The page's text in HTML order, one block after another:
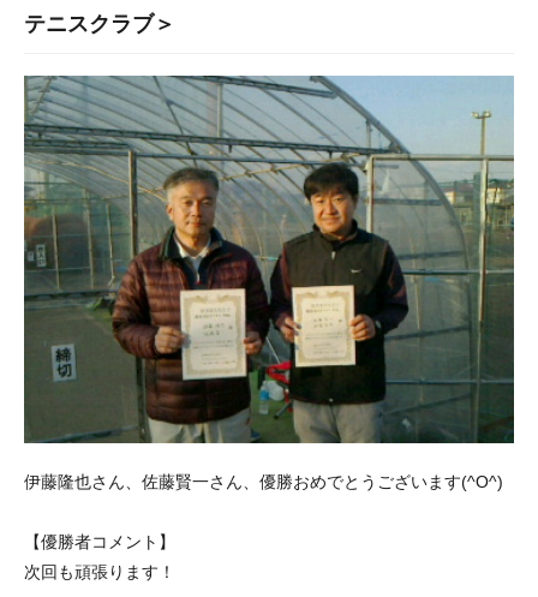
テニスクラブ＞
伊藤隆也さん、佐藤賢一さん、優勝おめでとうございます(^O^)
【優勝者コメント】
次回も頑張ります！